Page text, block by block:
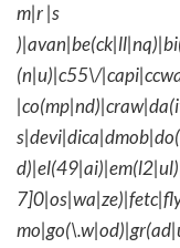
m|r |s
(n|u)|c55\/